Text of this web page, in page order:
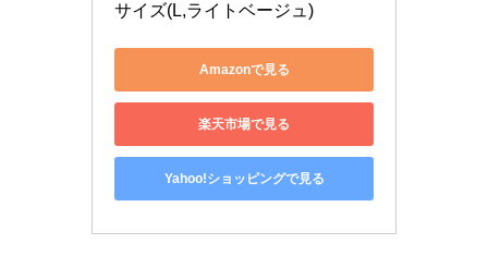
サイズ(L,ライトベージュ)
Amazonで見る
楽天市場で見る
Yahoo!ショッピングで見る